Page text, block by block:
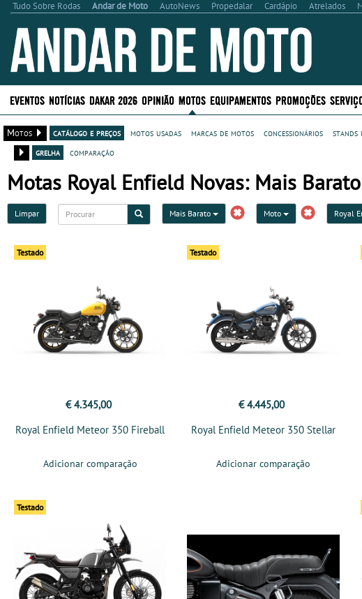
Tudo Sobre Rodas Andar de Moto AutoNews Propedalar Cardápio Atrelados
EVENTOS NOTÍCIAS DAKAR 2026 OPINIÃO MOTOS EQUIPAMENTOS PROMOÇÕES
Motos catálogo e preços motos usadas marcas de motos concessionários stands
grelha
comparação
Motas Royal Enfield Novas: Mais Barato
Limpar Mais Barato Moto Royal
Testado
€ 4.345,00
Royal Enfield Meteor 350 Fireball
Adicionar comparação
Testado
€ 4.445,00
Royal Enfield Meteor 350 Stellar
Adicionar comparação
Testado